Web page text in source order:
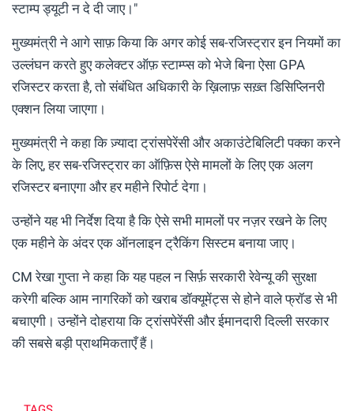
स्टाम्प ड्यूटी न दे दी जाए।"
मुख्यमंत्री ने आगे साफ़ किया कि अगर कोई सब-रजिस्ट्रार इन नियमों का
उल्लंघन करते हुए कलेक्टर ऑफ़ स्टाम्प्स को भेजे बिना ऐसा GPA
रजिस्टर करता है, तो संबंधित अधिकारी के ख़िलाफ़ सख़्त डिसिप्लिनरी
एक्शन लिया जाएगा।
मुख्यमंत्री ने कहा कि ज़्यादा ट्रांसपेरेंसी और अकाउंटेबिलिटी पक्का करने
के लिए, हर सब-रजिस्ट्रार का ऑफ़िस ऐसे मामलों के लिए एक अलग
रजिस्टर बनाएगा और हर महीने रिपोर्ट देगा।
उन्होंने यह भी निर्देश दिया है कि ऐसे सभी मामलों पर नज़र रखने के लिए
एक महीने के अंदर एक ऑनलाइन ट्रैकिंग सिस्टम बनाया जाए।
CM रेखा गुप्ता ने कहा कि यह पहल न सिर्फ़ सरकारी रेवेन्यू की सुरक्षा
करेगी बल्कि आम नागरिकों को खराब डॉक्यूमेंट्स से होने वाले फ्रॉड से भी
बचाएगी। उन्होंने दोहराया कि ट्रांसपेरेंसी और ईमानदारी दिल्ली सरकार
की सबसे बड़ी प्राथमिकताएँ हैं।